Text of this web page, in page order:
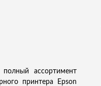
ассортимент
принтера Epson